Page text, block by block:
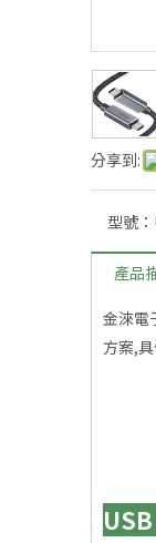
分享到:
型號：
產品
金淶電
方案,